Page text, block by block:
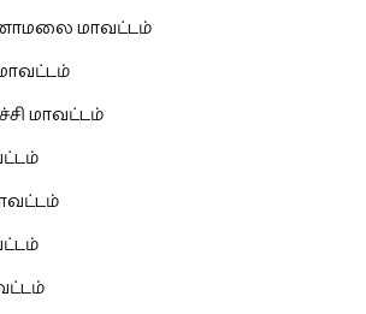
மாவட்டம்
மாவட்டம்